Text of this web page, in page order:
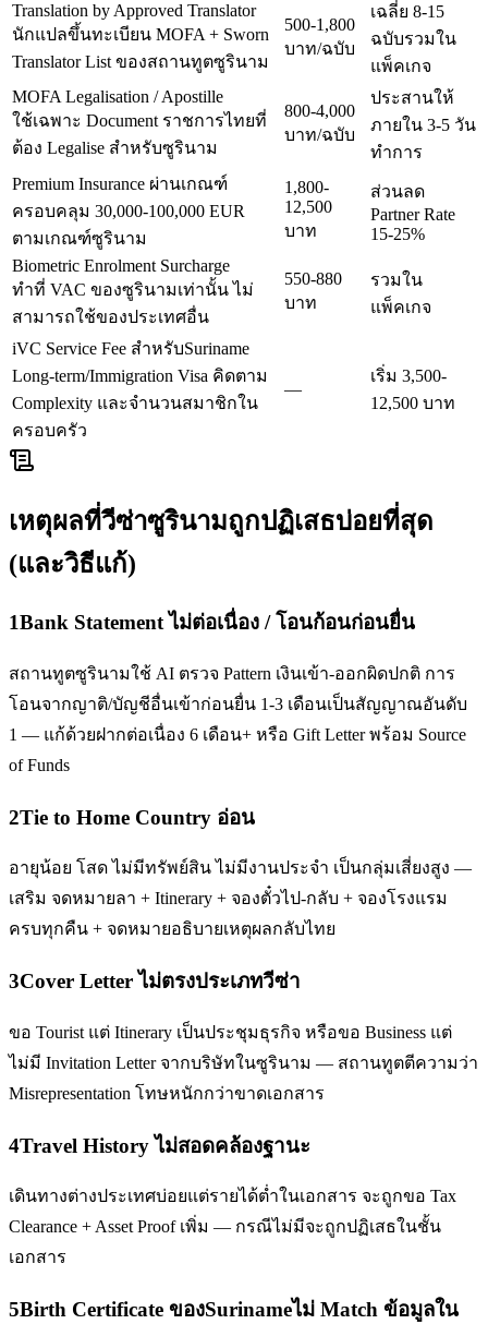
Translation by Approved Translator
นักแปลขึ้นทะเบียน MOFA + Sworn
Translator List ของสถานทูตซูรินาม
500-1,800
บาท/ฉบับ
เฉลี่ย 8-15
ฉบับรวมใน
แพ็คเกจ
MOFA Legalisation / Apostille
ใช้เฉพาะ Document ราชการไทยที่
ต้อง Legalise สำหรับซูรินาม
800-4,000
บาท/ฉบับ
ประสานให้
ภายใน 3-5 วัน
ทำการ
Premium Insurance ผ่านเกณฑ์
ครอบคลุม 30,000-100,000 EUR
ตามเกณฑ์ซูรินาม
1,800-
12,500
บาท
ส่วนลด
Partner Rate
15-25%
Biometric Enrolment Surcharge
ทำที่ VAC ของซูรินามเท่านั้น ไม่
สามารถใช้ของประเทศอื่น
550-880
บาท
รวมใน
แพ็คเกจ
iVC Service Fee สำหรับSuriname
Long-term/Immigration Visa คิดตาม
Complexity และจำนวนสมาชิกใน
ครอบครัว
—
เริ่ม 3,500-
12,500 บาท
เหตุผลที่วีซ่าซูรินามถูกปฏิเสธบ่อยที่สุด
(และวิธีแก้)
1Bank Statement ไม่ต่อเนื่อง / โอนก้อนก่อนยื่น
สถานทูตซูรินามใช้ AI ตรวจ Pattern เงินเข้า-ออกผิดปกติ การ
โอนจากญาติ/บัญชีอื่นเข้าก่อนยื่น 1-3 เดือนเป็นสัญญาณอันดับ
1 — แก้ด้วยฝากต่อเนื่อง 6 เดือน+ หรือ Gift Letter พร้อม Source
of Funds
2Tie to Home Country อ่อน
อายุน้อย โสด ไม่มีทรัพย์สิน ไม่มีงานประจำ เป็นกลุ่มเสี่ยงสูง —
เสริม จดหมายลา + Itinerary + จองตั๋วไป-กลับ + จองโรงแรม
ครบทุกคืน + จดหมายอธิบายเหตุผลกลับไทย
3Cover Letter ไม่ตรงประเภทวีซ่า
ขอ Tourist แต่ Itinerary เป็นประชุมธุรกิจ หรือขอ Business แต่
ไม่มี Invitation Letter จากบริษัทในซูรินาม — สถานทูตตีความว่า
Misrepresentation โทษหนักกว่าขาดเอกสาร
4Travel History ไม่สอดคล้องฐานะ
เดินทางต่างประเทศบ่อยแต่รายได้ต่ำในเอกสาร จะถูกขอ Tax
Clearance + Asset Proof เพิ่ม — กรณีไม่มีจะถูกปฏิเสธในชั้น
เอกสาร
5Birth Certificate ของSurinameไม่ Match ข้อมูลใน